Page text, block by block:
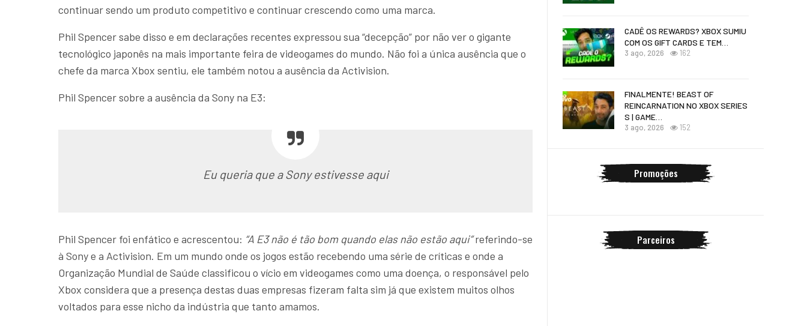
continuar sendo um produto competitivo e continuar crescendo como uma marca.
Phil Spencer sabe disso e em declarações recentes expressou sua “decepção” por não ver o gigante
tecnológico japonês na mais importante feira de videogames do mundo. Não foi a única ausência que o
chefe da marca Xbox sentiu, ele também notou a ausência da Activision.
Phil Spencer sobre a ausência da Sony na E3:
Eu queria que a Sony estivesse aqui
Phil Spencer foi enfático e acrescentou: “A E3 não é tão bom quando elas não estão aqui”referindo-se
à Sony e a Activision. Em um mundo onde os jogos estão recebendo uma série de críticas e onde a
Organização Mundial de Saúde classificou o vício em videogames como uma doença, o responsável pelo
Xbox considera que a presença destas duas empresas fizeram falta sim já que existem muitos olhos
voltados para esse nicho da indústria que tanto amamos.
CADÊ OS REWARDS? XBOX SUMIU
COM OS GIFT CARDS E TEM…
3 ago, 2026 162
FINALMENTE! BEAST OF
REINCARNATION NO XBOX SERIES
S | GAME…
3 ago, 2026 152
Promoções
Parceiros